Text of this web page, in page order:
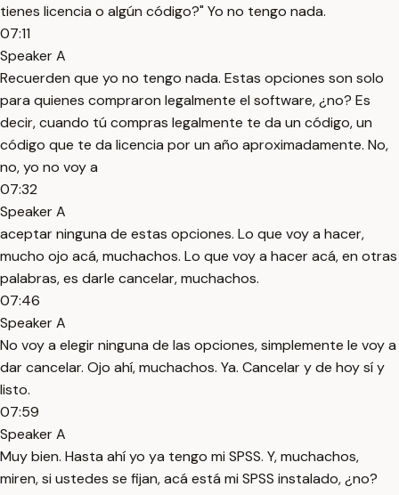
tienes licencia o algún código?" Yo no tengo nada.
07:11
Speaker A
Recuerden que yo no tengo nada. Estas opciones son solo
para quienes compraron legalmente el software, ¿no? Es
decir, cuando tú compras legalmente te da un código, un
código que te da licencia por un año aproximadamente. No,
no, yo no voy a
07:32
Speaker A
aceptar ninguna de estas opciones. Lo que voy a hacer,
mucho ojo acá, muchachos. Lo que voy a hacer acá, en otras
palabras, es darle cancelar, muchachos.
07:46
Speaker A
No voy a elegir ninguna de las opciones, simplemente le voy a
dar cancelar. Ojo ahí, muchachos. Ya. Cancelar y de hoy sí y
listo.
07:59
Speaker A
Muy bien. Hasta ahí yo ya tengo mi SPSS. Y, muchachos,
miren, si ustedes se fijan, acá está mi SPSS instalado, ¿no?